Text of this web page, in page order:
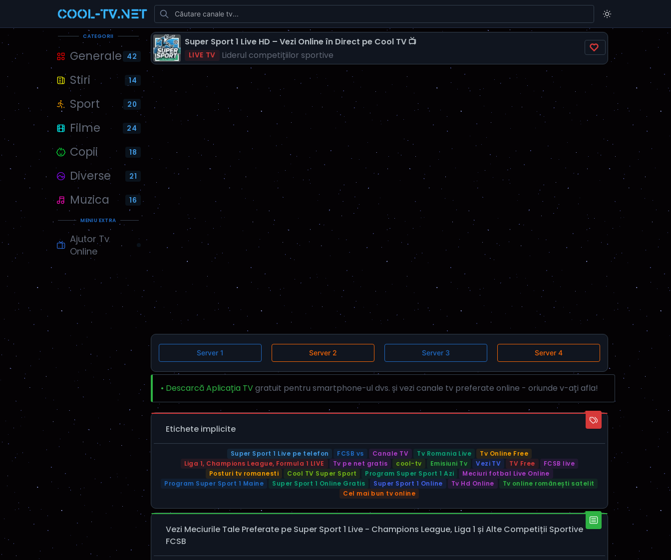
CATEGORII
Generale 42
Stiri 14
Sport 20
Filme 24
Copii 18
Diverse 21
Muzica 16
MENIU EXTRA
Ajutor Tv
Online
Super Sport 1 Live HD – Vezi Online în Direct pe Cool TV 📺
LIVE TV Liderul competițiilor sportive
Server 1 Server 2 Server 3 Server 4
• Descarcă Aplicația TVgratuit pentru smartphone-ul dvs. și vezi canale tv preferate online - oriunde v-ați afla!
Etichete implicite
Super Sport 1 Live pe telefon FCSB vs Canale TV Tv Romania Live
Tv Online Free
Liga 1, Champions League, Formula 1 LIVE
Tv pe net gratis cool-tv Emisiuni Tv Vezi TV TV Free
FCSB live
Posturi tv romanesti
Cool TV Super Sport Program Super Sport 1 Azi
Meciuri fotbal Live Online
Program Super Sport 1 Maine
Super Sport 1 Online Gratis Super Sport 1 Online Tv Hd Online
Tv online românești satelit
Cel mai bun tv online
Vezi Meciurile Tale Preferate pe Super Sport 1 Live - Champions League, Liga 1 și Alte Competiții Sportive
FCSB